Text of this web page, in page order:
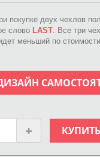
покупке двух чехлов
слово LAST. Все три
меньший по
КУПИТЬ